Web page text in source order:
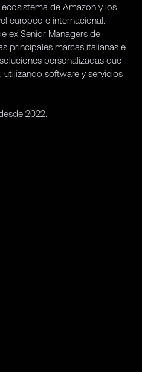
de Amazon y los
europeo e internacional.
ex Senior Managers de
principales marcas italianas e
personalizadas que
utilizando software y servicios
2022.